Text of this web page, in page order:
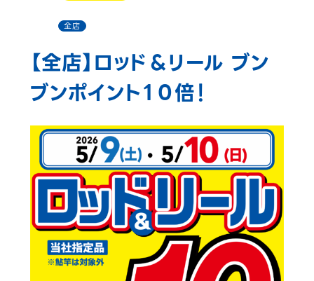
全店
【全店】ロッド＆リール ブン
ブンポイント１０倍！